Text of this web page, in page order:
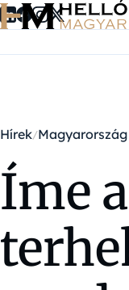
Ugrás a tartalomra
Hírek Magyarország
Íme